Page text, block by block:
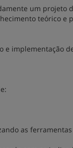
um projeto
teórico e
implementação
as